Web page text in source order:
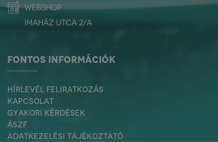
webshop
Imaház utca 2/a
FONTOS INFORMÁCIÓK
HÍRLEVÉL FELIRATKOZÁS
KAPCSOLAT
GYAKORI KÉRDÉSEK
ÁSZF
ADATKEZELÉSI TÁJÉKOZTATÓ